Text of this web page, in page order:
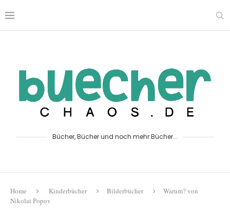
Bücher, Bücher und noch mehr Bücher...
Home Kinderbücher Bilderbücher
Warum? von
Nikolai Popov